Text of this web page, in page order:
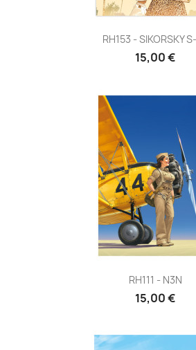
RH153 - SIKORSKY
15,00 €
RH111 - N3N
15,00 €